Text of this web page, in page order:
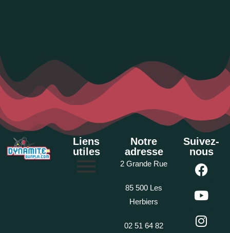
Liens
utiles
Notre
adresse
2 Grande Rue
85 500 Les
Herbiers
02 51 64 82
Suivez-
nous